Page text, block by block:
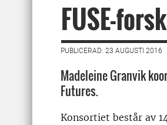
FUSE-
PUBLICERAD: 23 AUGUSTI 2016
Madeleine Granvik
Futures.
Konsortiet består av